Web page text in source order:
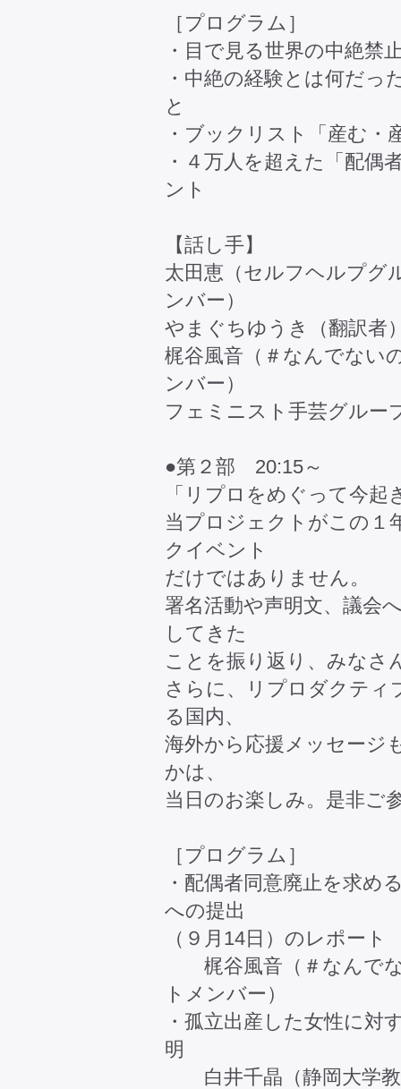
［プログラム］
・目で見る世界の中絶禁
・中絶の経験とは何だっ
と
・ブックリスト「産む・
・４万人を超えた「配偶
ント
【話し手】
太田恵（セルフヘルプグ
ンバー）
やまぐちゆうき（翻訳者
梶谷風音（＃なんでない
ンバー）
フェミニスト手芸グルー
●第２部 20:15～
「リプロをめぐって今起
当プロジェクトがこの１
クイベント
だけではありません。
署名活動や声明文、議会
してきた
ことを振り返り、みなさ
さらに、リプロダクティ
る国内、
海外から応援メッセージ
かは、
当日のお楽しみ。是非ご
［プログラム］
・配偶者同意廃止を求め
への提出
（９月14日）のレポート
梶谷風音（＃なんでな
トメンバー）
・孤立出産した女性に対
明
白井千晶（静岡大学教